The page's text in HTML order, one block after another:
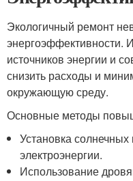
Экологичный ремонт
энергоэффективности.
источников энергии и
снизить расходы и
окружающую среду.
Основные методы
Установка
электроэнергии.
Использование